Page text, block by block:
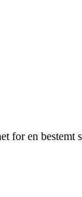
for en